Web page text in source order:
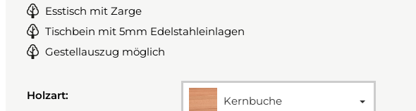
Esstisch mit Zarge
Tischbein mit 5mm Edelstahleinlagen
Gestellauszug möglich
Holzart: Kernbuche